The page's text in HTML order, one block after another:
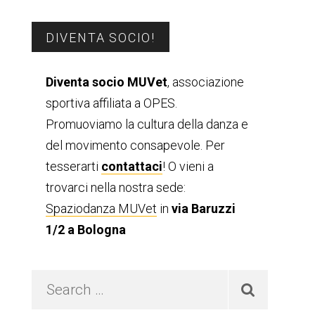
Barra
laterale
primaria
DIVENTA SOCIO!
Diventa socio MUVet, associazione
sportiva affiliata a OPES.
Promuoviamo la cultura della danza e
del movimento consapevole. Per
tesserarti contattaci! O vieni a
trovarci nella nostra sede:
Spaziodanza MUVet in via Baruzzi
1/2 a Bologna